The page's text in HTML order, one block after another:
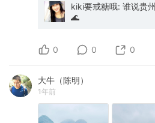
kiki要戒糖哦: 谁说贵
🌊
0 0 0
大牛（陈明）
1年前